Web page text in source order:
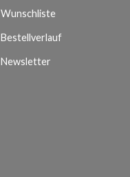
Wunschliste
Bestellverlauf
Newsletter